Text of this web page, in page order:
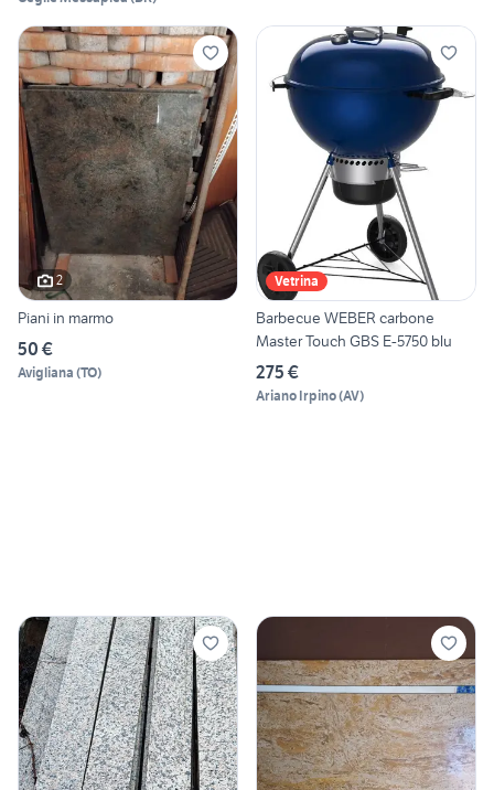
2
Piani in marmo
50 €
Avigliana (TO)
Vetrina
Barbecue WEBER carbone
Master Touch GBS E-5750 blu
275 €
Ariano Irpino(AV)